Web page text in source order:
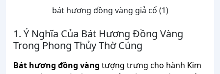
bát hương đồng vàng giả cổ (1)
1. Ý Nghĩa Của Bát Hương Đồng Vàng
Trong Phong Thủy Thờ Cúng
Bát hương đồng vàng tượng trưng cho hành Kim